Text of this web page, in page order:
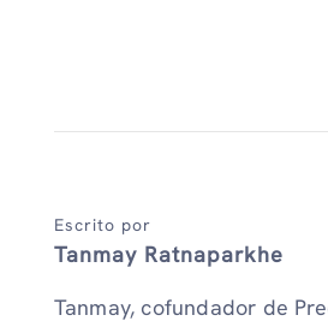
Escrito por
Tanmay Ratnaparkhe
Tanmay, cofundador de